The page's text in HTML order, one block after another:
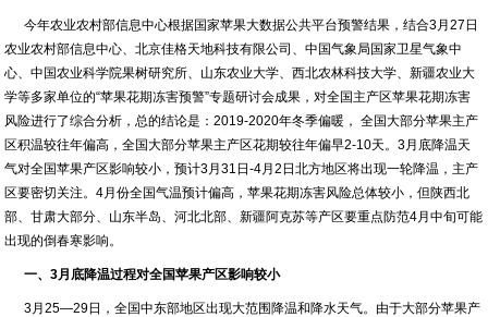
今年农业农村部信息中心根据国家苹果大数据公共平台预警结果，结合3月27日
农业农村部信息中心、北京佳格天地科技有限公司、中国气象局国家卫星气象中
心、中国农业科学院果树研究所、山东农业大学、西北农林科技大学、新疆农业大
学等多家单位的“苹果花期冻害预警”专题研讨会成果，对全国主产区苹果花期冻害
风险进行了综合分析，总的结论是：2019-2020年冬季偏暖， 全国大部分苹果主产
区积温较往年偏高，全国大部分苹果主产区花期较往年偏早2-10天。3月底降温天
气对全国苹果产区影响较小，预计3月31日-4月2日北方地区将出现一轮降温，主产
区要密切关注。4月份全国气温预计偏高，苹果花期冻害风险总体较小，但陕西北
部、甘肃大部分、山东半岛、河北北部、新疆阿克苏等产区要重点防范4月中旬可能
出现的倒春寒影响。
一、3月底降温过程对全国苹果产区影响较小
3月25—29日，全国中东部地区出现大范围降温和降水天气。由于大部分苹果产